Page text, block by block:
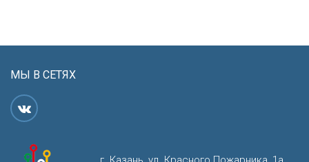
МЫ В СЕТЯХ